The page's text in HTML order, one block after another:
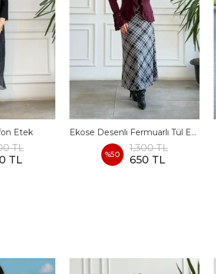
Etek
TL
TL
Ekose Desenli Fermuarlı Tül Etek
%50
1,300 TL
650 TL